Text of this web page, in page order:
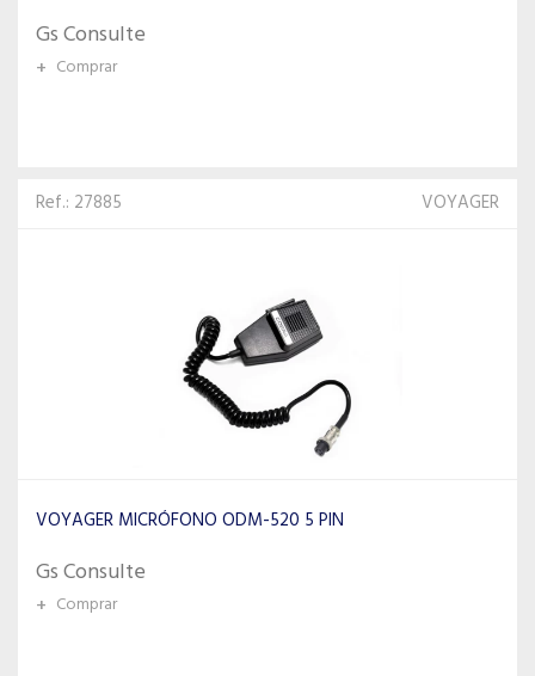
Gs Consulte
+ Comprar
Ref.: 27885 VOYAGER
VOYAGER MICRÓFONO ODM-520 5 PIN
Gs Consulte
+ Comprar